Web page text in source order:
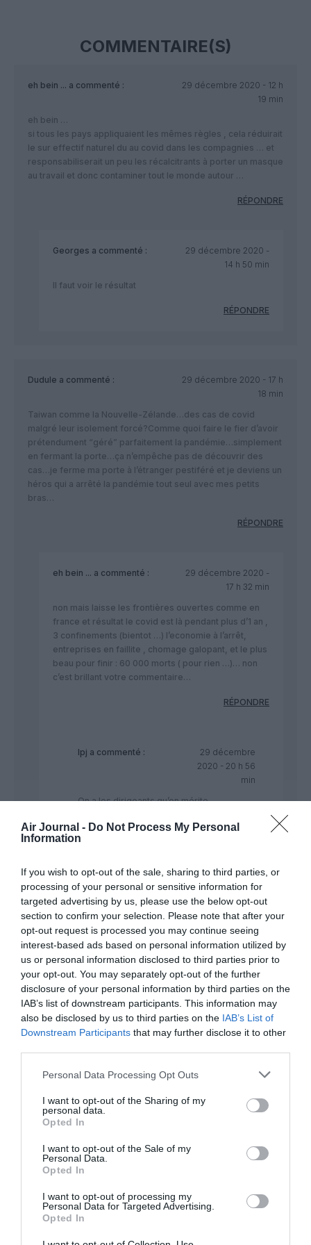
Air Journal - Do Not Process My Personal
Information
If you wish to opt-out of the sale, sharing to third parties, or
processing of your personal or sensitive information for
targeted advertising by us, please use the below opt-out
section to confirm your selection. Please note that after your
opt-out request is processed you may continue seeing
interest-based ads based on personal information utilized by
us or personal information disclosed to third parties prior to
your opt-out. You may separately opt-out of the further
disclosure of your personal information by third parties on the
IAB’s list of downstream participants. This information may
also be disclosed by us to third parties on the IAB’s List of
Downstream Participants that may further disclose it to other
Personal Data Processing Opt Outs
I want to opt-out of the Sharing of my
personal data.
Opted In
I want to opt-out of the Sale of my
Personal Data.
Opted In
I want to opt-out of processing my
Personal Data for Targeted Advertising.
Opted In
COMMENTAIRE(S)
eh bein ... a commenté :
29 décembre 2020 - 12 h
19 min
eh bein …
si tous les pays appliquaient les mêmes règles , cela réduirait
le sur effectif naturel du au covid dans les compagnies … et
responsabiliserait un peu les récalcitrants à porter un masque
au travail et donc contaminer tout le monde autour …
RÉPONDRE
Georges a commenté :
29 décembre 2020 -
14 h 50 min
Il faut voir le résultat
RÉPONDRE
Dudule a commenté :
29 décembre 2020 - 17 h
18 min
Taiwan comme la Nouvelle-Zélande…des cas de covid
malgré leur isolement forcé?Comme quoi faire le fier d’avoir
prétendument “géré” parfaitement la pandémie…simplement
en fermant la porte…ça n’empêche pas de découvrir des
cas…je ferme ma porte à l’étranger pestiféré et je deviens un
héros qui a arrêté la pandémie tout seul avec mes petits
bras…
RÉPONDRE
eh bein ... a commenté :
29 décembre 2020 -
17 h 32 min
non mais laisse les frontières ouvertes comme en
france et résultat le covid est là pendant plus d’1 an ,
3 confinements (bientot …) l’economie à l’arrêt,
entreprises en faillite , chomage galopant, et le plus
beau pour finir : 60 000 morts ( pour rien …)… non
c’est brillant votre commentaire…
RÉPONDRE
lpj a commenté :
29 décembre
2020 - 20 h 56
min
On a les dirigeants qu’on mérite ….
choisir les bons !
Shôguna commenté :
31 décembre 2020 -
16 h 42 min
Quel commentaire incroyablement stupide !
Taïwan, la Nouvelle-Zélande ou encore l’Australie
ont parfaitement géré la crise pandémique, pour le
plus grand bien de leurs ressortissants et résidents,
ne vous en déplaise.
La dictature macronienne ne saurait en dire autant,
ce qui rend jaloux et fous de rage les thuriféraires
RÉPONDRE
11 min
Le délire continue..
RÉPONDRE